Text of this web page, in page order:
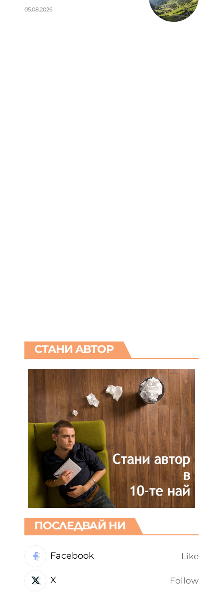
05.08.2026
СТАНИ АВТОР
ПОСЛЕДВАЙ НИ
Facebook Like
X Follow